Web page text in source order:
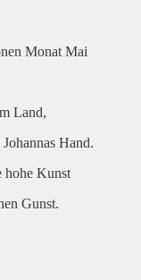
Monat Mai
Land,
Hand.
hohe Kunst
Gunst.